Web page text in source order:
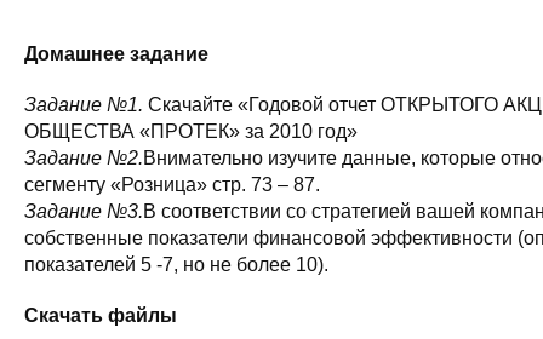
Домашнее задание
Задание №1. Скачайте «Годовой отчет ОТКРЫТОГО
ОБЩЕСТВА «ПРОТЕК» за 2010 год»
Задание №2.Внимательно изучите данные, которые
сегменту «Розница» стр. 73 – 87.
Задание №3.В соответствии со стратегией вашей
собственные показатели финансовой эффективности
показателей 5 -7, но не более 10).
Скачать файлы